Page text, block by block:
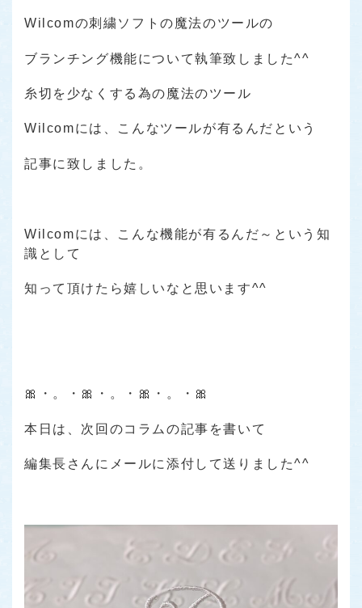
Wilcomの刺繍ソフトの魔法のツールの
ブランチング機能について執筆致しました^^
糸切を少なくする為の魔法のツール
Wilcomには、こんなツールが有るんだという
記事に致しました。
Wilcomには、こんな機能が有るんだ～という知
識として
知って頂けたら嬉しいなと思います^^
🎀・。・🎀・。・🎀・。・🎀
本日は、次回のコラムの記事を書いて
編集長さんにメールに添付して送りました^^